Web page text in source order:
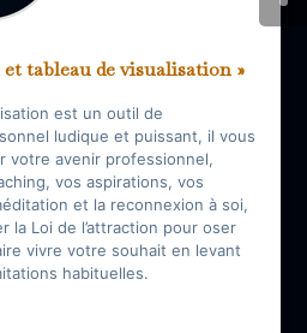
tableau de visualisation »
est un outil de
ludique et puissant, il vous
votre avenir professionnel,
vos aspirations, vos
et la reconnexion à soi,
la Loi de l’attraction pour oser
vivre votre souhait en levant
habituelles.